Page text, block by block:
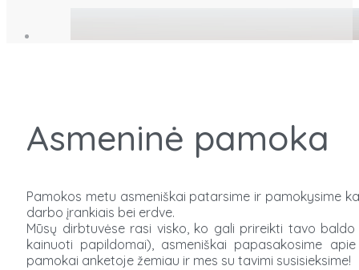
Asmeninė pamoka
Pamokos metu asmeniškai patarsime ir pamokysime
darbo įrankiais bei erdve.
Mūsų dirbtuvėse rasi visko, ko gali prireikti tavo
kainuoti papildomai), asmeniškai papasakosime
pamokai anketoje žemiau ir mes su tavimi susisieksime!